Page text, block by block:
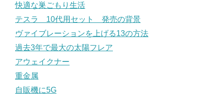
快適な巣ごもり生活
テスラ 10代用セット 発売の背景
ヴァイブレーションを上げる13の方法
過去3年で最大の太陽フレア
アウェイクナー
重金属
自販機に5G